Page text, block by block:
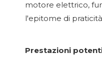
motore elettrico,
l'epitome di
Prestazioni